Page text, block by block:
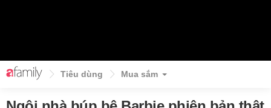
Tiêu dùng Mua sắm